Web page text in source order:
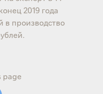
2019 года
в производство
page